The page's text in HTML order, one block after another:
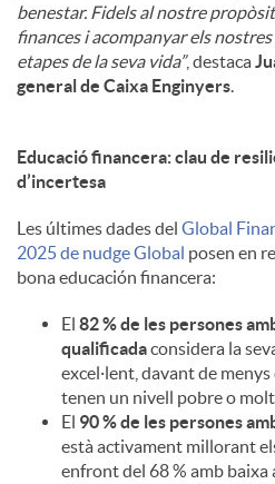
benestar. Fidels al nostre
finances i acompanyar els
etapes de la seva vida”, destaca
general de Caixa Enginyers.
Educació financera: clau de
d’incertesa
Les últimes dades del Global
2025 de nudge Global posen en
bona educación financera:
El 82 % de les persones
qualificadaconsidera la
excel·lent, davant de
tenen un nivell pobre o
El 90 % de les persones
està activament millorant
enfront del 68 % amb baixa